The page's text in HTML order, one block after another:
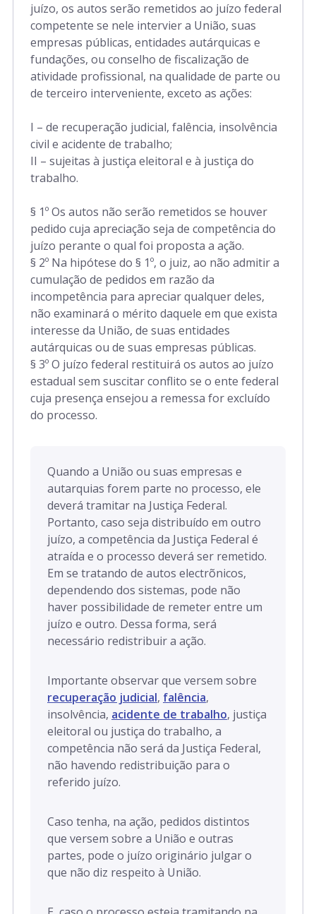
juízo, os autos serão remetidos ao juízo federal
competente se nele intervier a União, suas
empresas públicas, entidades autárquicas e
fundações, ou conselho de fiscalização de
atividade profissional, na qualidade de parte ou
de terceiro interveniente, exceto as ações:
I – de recuperação judicial, falência, insolvência
civil e acidente de trabalho;
II – sujeitas à justiça eleitoral e à justiça do
trabalho.
§ 1º Os autos não serão remetidos se houver
pedido cuja apreciação seja de competência do
juízo perante o qual foi proposta a ação.
§ 2º Na hipótese do § 1º, o juiz, ao não admitir a
cumulação de pedidos em razão da
incompetência para apreciar qualquer deles,
não examinará o mérito daquele em que exista
interesse da União, de suas entidades
autárquicas ou de suas empresas públicas.
§ 3º O juízo federal restituirá os autos ao juízo
estadual sem suscitar conflito se o ente federal
cuja presença ensejou a remessa for excluído
do processo.
Quando a União ou suas empresas e
autarquias forem parte no processo, ele
deverá tramitar na Justiça Federal.
Portanto, caso seja distribuído em outro
juízo, a competência da Justiça Federal é
atraída e o processo deverá ser remetido.
Em se tratando de autos electrõnicos,
dependendo dos sistemas, pode não
haver possibilidade de remeter entre um
juízo e outro. Dessa forma, será
necessário redistribuir a ação.
Importante observar que versem sobre
recuperação judicial, falência,
insolvência, acidente de trabalho, justiça
eleitoral ou justiça do trabalho, a
competência não será da Justiça Federal,
não havendo redistribuição para o
referido juízo.
Caso tenha, na ação, pedidos distintos
que versem sobre a União e outras
partes, pode o juízo originário julgar o
que não diz respeito à União.